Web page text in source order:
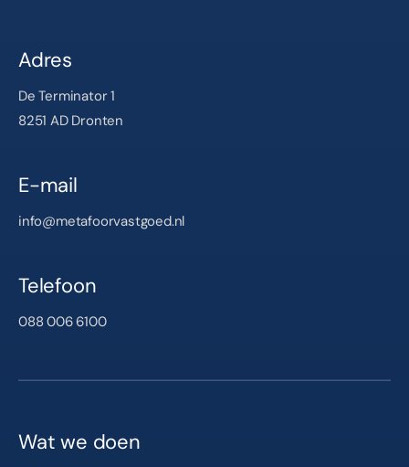
Adres
De Terminator 1
8251 AD Dronten
E-mail
info@metafoorvastgoed.nl
Telefoon
088 006 6100
Wat we doen